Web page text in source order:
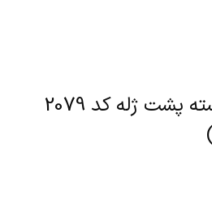
کالج اسپرت برجسته پشت ژله کد 2079